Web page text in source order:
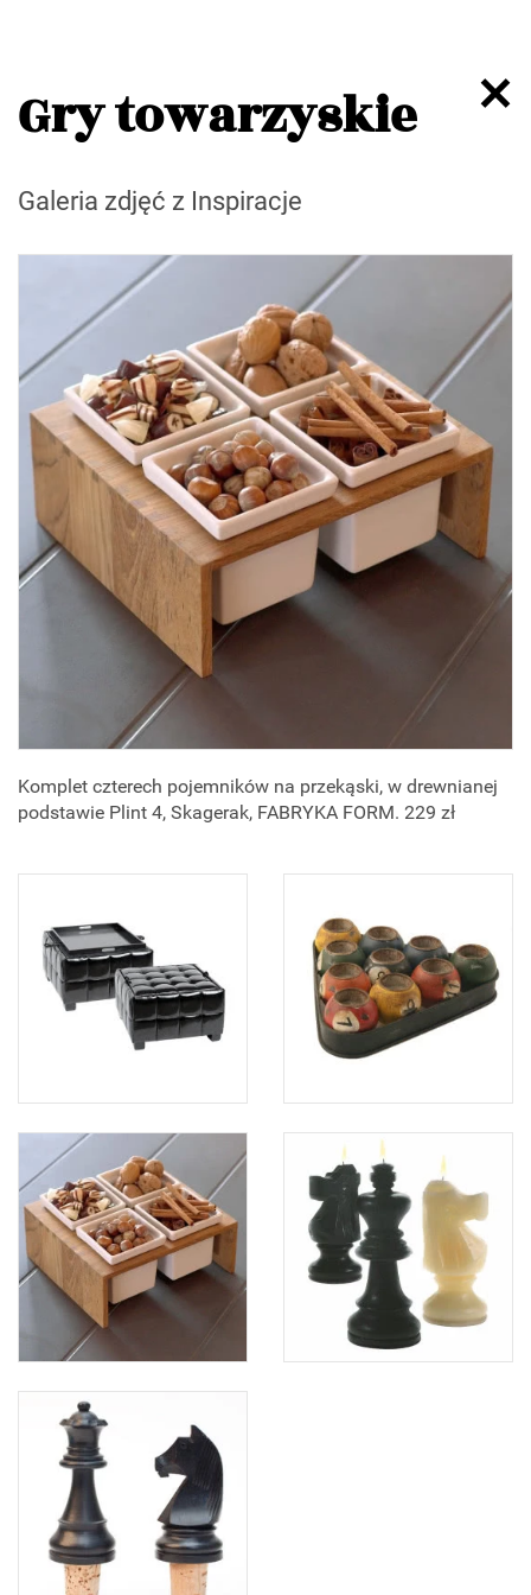
Gry towarzyskie
Galeria zdjęć z Inspiracje
Komplet czterech pojemników na przekąski, w drewnianej
podstawie Plint 4, Skagerak, FABRYKA FORM. 229 zł